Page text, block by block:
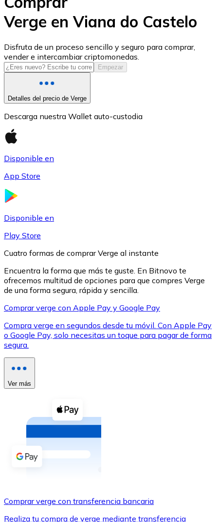
USD Coin
USDC
XRP
XRP
Ver todo
Compra criptomonedas con efectivo en tu tienda más
Comprar con efectivo
Transferencia SEPA
Verge en Viana do Castelo
Disfruta de un proceso sencillo y seguro para comprar,
vender e intercambiar criptomonedas.
Empezar
Detalles del precio de Verge
Descarga nuestra Wallet auto-custodia
Disponible en
App Store
Disponible en
Play Store
Cuatro formas de comprar Verge al instante
Encuentra la forma que más te guste. En Bitnovo te
ofrecemos multitud de opciones para que compres Verge
de una forma segura, rápida y sencilla.
Comprar verge con Apple Pay y Google Pay
Compra verge en segundos desde tu móvil. Con Apple Pay
o Google Pay, solo necesitas un toque para pagar de forma
segura.
Ver más
Comprar verge con transferencia bancaria
Realiza tu compra de verge mediante transferencia